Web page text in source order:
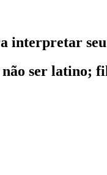
interpretar
ser